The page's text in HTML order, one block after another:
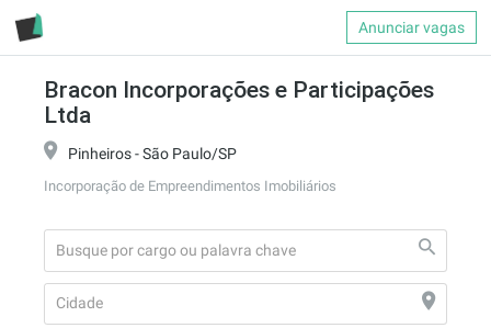
Anunciar vagas
Bracon Incorporações e Participações
Ltda
Pinheiros - São Paulo/SP
Incorporação de Empreendimentos Imobiliários